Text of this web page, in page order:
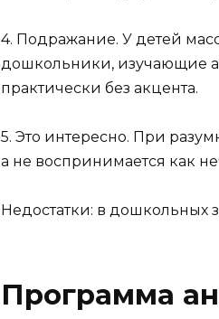
4. Подражание. У детей
дошкольники, изучающие
практически без акцента.
5. Это интересно. При
а не воспринимается как
Недостатки: в дошкольных
Программа